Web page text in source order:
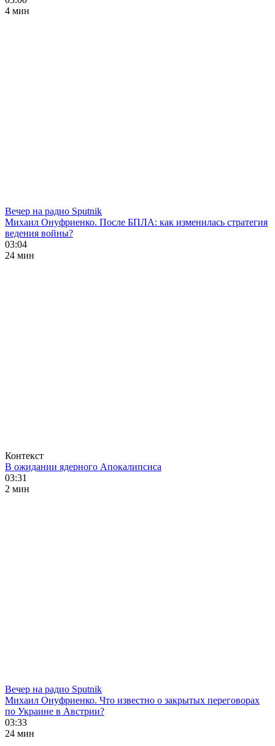
4 мин
Вечер на радио Sputnik
Михаил Онуфриенко. После БПЛА: как изменилась стратегия
ведения войны?
03:04
24 мин
Контекст
В ожидании ядерного Апокалипсиса
03:31
2 мин
Вечер на радио Sputnik
Михаил Онуфриенко. Что известно о закрытых переговорах
по Украине в Австрии?
03:33
24 мин